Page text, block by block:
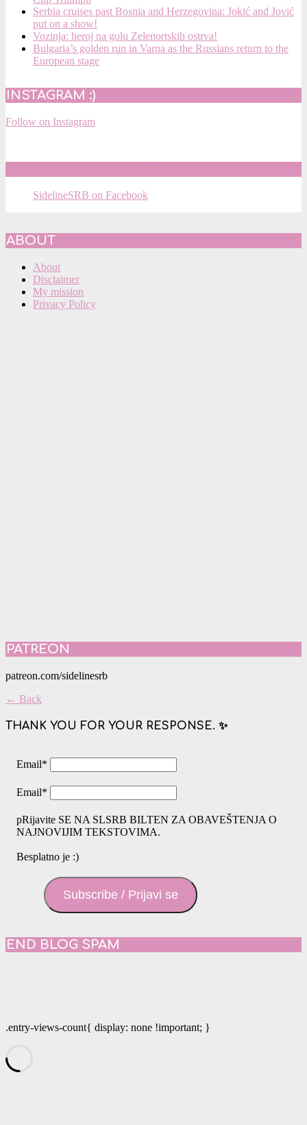
Serbia cruises past Bosnia and Herzegovina: Jokić and Jović
put on a show!
Vozinja: heroj na golu Zelenortskih ostrva!
Bulgaria’s golden run in Varna as the Russians return to the
European stage
INSTAGRAM :)
Follow on Instagram
SidelineSRB on Facebook
ABOUT
About
Disclaimer
My mission
Privacy Policy
PATREON
patreon.com/sidelinesrb
← Back
THANK YOU FOR YOUR RESPONSE. ✨
Email*
Email*
pRijavite SE NA SLSRB BILTEN ZA OBAVEŠTENJA O
NAJNOVIJIM TEKSTOVIMA.
Besplatno je :)
Subscribe / Prijavi se
END BLOG SPAM
.entry-views-count{ display: none !important; }